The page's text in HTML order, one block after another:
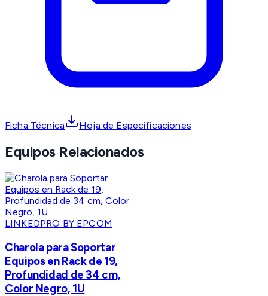
Ficha Técnica Hoja de Especificaciones
Equipos Relacionados
LINKEDPRO BY EPCOM
Charola para Soportar
Equipos en Rack de 19,
Profundidad de 34 cm,
Color Negro, 1U